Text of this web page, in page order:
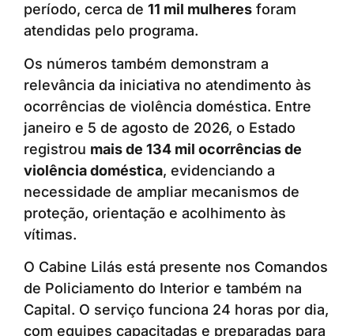
período, cerca de 11 mil mulheres foram
atendidas pelo programa.
Os números também demonstram a
relevância da iniciativa no atendimento às
ocorrências de violência doméstica. Entre
janeiro e 5 de agosto de 2026, o Estado
registrou mais de 134 mil ocorrências de
violência doméstica, evidenciando a
necessidade de ampliar mecanismos de
proteção, orientação e acolhimento às
vítimas.
O Cabine Lilás está presente nos Comandos
de Policiamento do Interior e também na
Capital. O serviço funciona 24 horas por dia,
com equipes capacitadas e preparadas para